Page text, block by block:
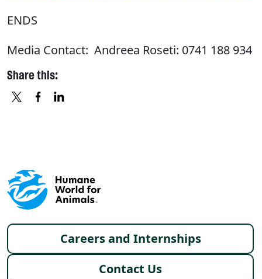
ENDS
Media Contact: Andreea Roseti: 0741 188 934
Share this:
Footer menu
Careers and Internships
Contact Us